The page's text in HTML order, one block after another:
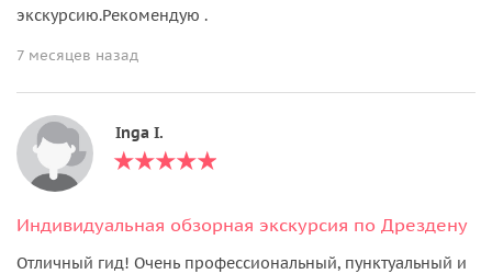
экскурсию.Рекомендую .
7 месяцев назад
Inga I.
Индивидуальная обзорная экскурсия по Дрездену
Отличный гид! Очень профессиональный, пунктуальный и